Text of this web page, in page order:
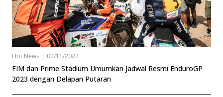
Hot News | 02/11/2022
FIM dan Prime Stadium Umumkan Jadwal Resmi EnduroGP
2023 dengan Delapan Putaran